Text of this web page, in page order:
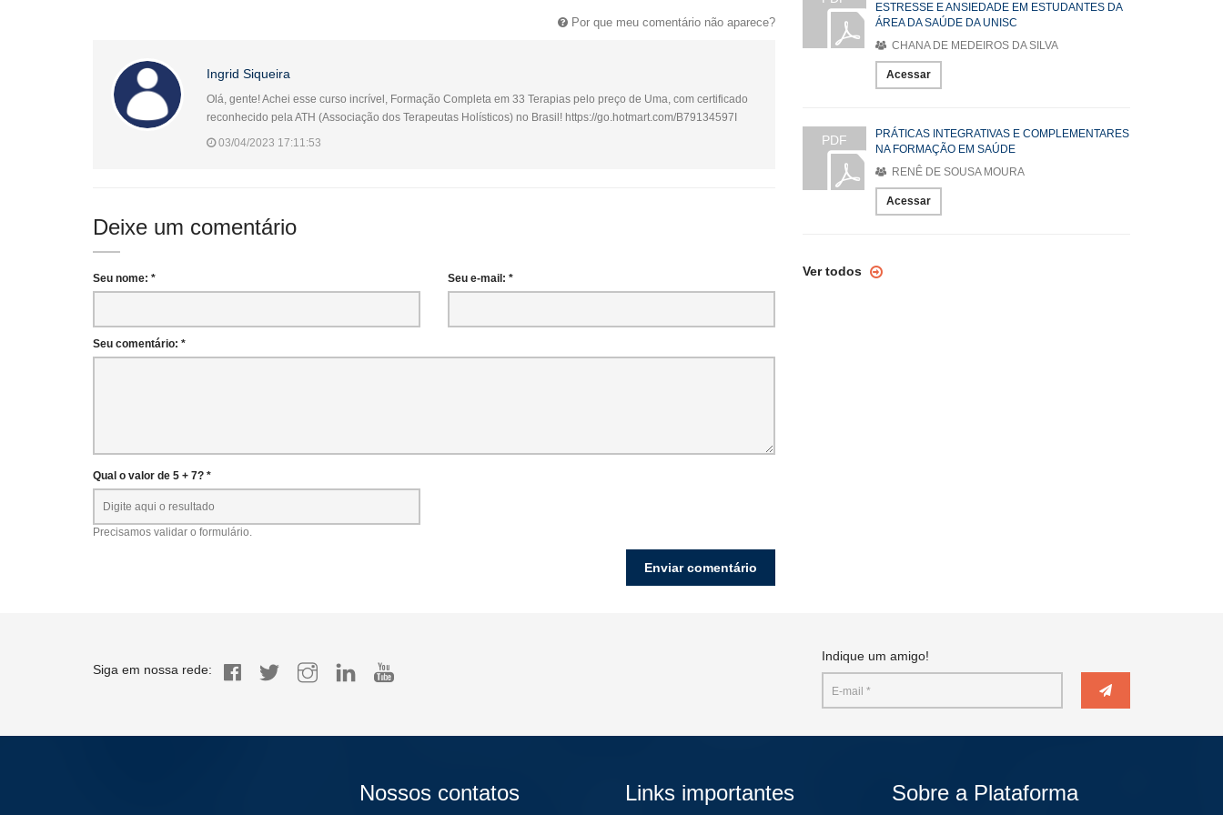
Por que meu comentário não aparece?
Ingrid Siqueira
Olá, gente! Achei esse curso incrível, Formação Completa em 33 Terapias pelo preço de Uma, com certificado
reconhecido pela ATH (Associação dos Terapeutas Holísticos) no Brasil! https://go.hotmart.com/B79134597I
03/04/2023 17:11:53
Deixe um comentário
Seu nome: * Seu e-mail: *
Seu comentário: *
Qual o valor de 5 + 7? *
Precisamos validar o formulário.
ESTRESSE E ANSIEDADE EM ESTUDANTES DA
ÁREA DA SAÚDE DA UNISC
CHANA DE MEDEIROS DA SILVA
Acessar
PDF
PRÁTICAS INTEGRATIVAS E COMPLEMENTARES
NA FORMAÇÃO EM SAÚDE
RENÊ DE SOUSA MOURA
Acessar
Ver todos
Siga em nossa rede:
Indique um amigo!
Nossos contatos Links importantes Sobre a Plataforma